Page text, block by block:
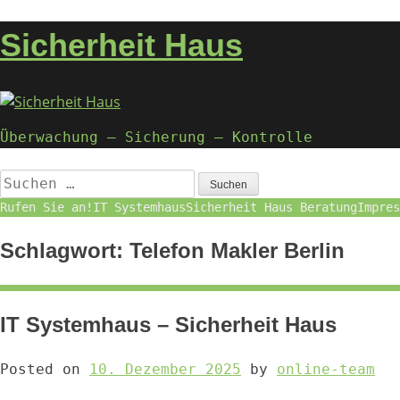
oben
Sicherheit Haus
Überwachung – Sicherung – Kontrolle
Suchen
nach:
Rufen Sie an! IT SystemhausSicherheit Haus Beratung
Schlagwort: Telefon Makler Berlin
IT Systemhaus – Sicherheit Haus
Posted on 10. Dezember 2025 by online-team